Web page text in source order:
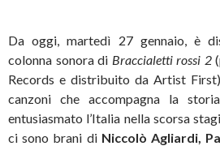
Da oggi, martedì 27 gennaio, è
colonna sonora di Braccialetti rossi 2
Records e distribuito da Artist
canzoni che accompagna la
entusiasmato l’Italia nella scorsa
ci sono brani di Niccolò Agliardi,